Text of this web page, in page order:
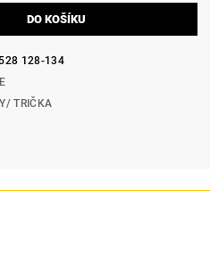
128-134
TRIČKA